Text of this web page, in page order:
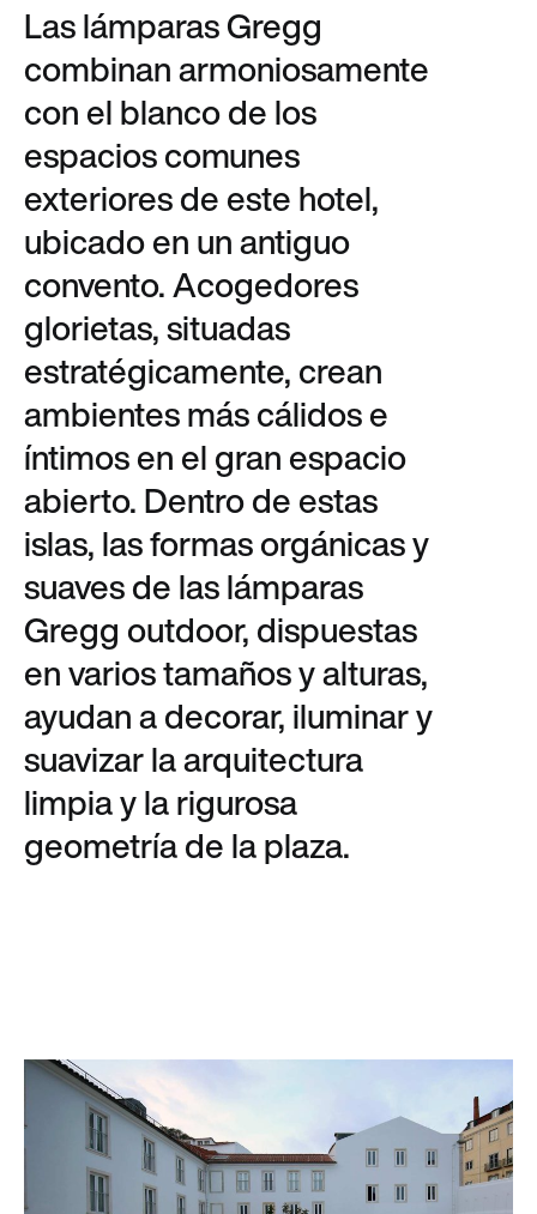
Las lámparas Gregg
combinan armoniosamente
con el blanco de los
espacios comunes
exteriores de este hotel,
ubicado en un antiguo
convento. Acogedores
glorietas, situadas
estratégicamente, crean
ambientes más cálidos e
íntimos en el gran espacio
abierto. Dentro de estas
islas, las formas orgánicas y
suaves de las lámparas
Gregg outdoor, dispuestas
en varios tamaños y alturas,
ayudan a decorar, iluminar y
suavizar la arquitectura
limpia y la rigurosa
geometría de la plaza.